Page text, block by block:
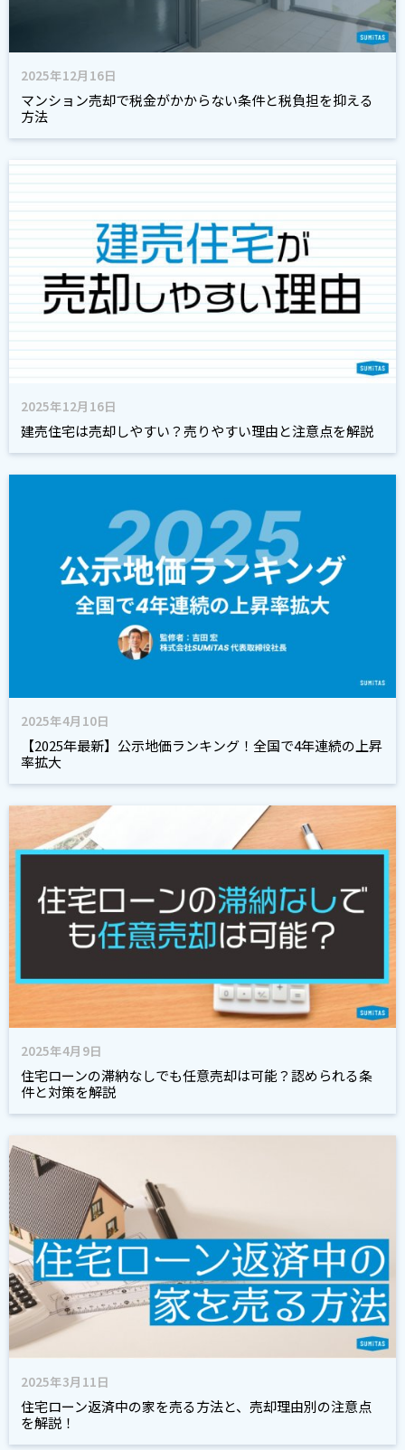
2025年12月16日
マンション売却で税金がかからない条件と税負担を抑える
方法
2025年12月16日
建売住宅は売却しやすい？売りやすい理由と注意点を解説
2025年4月10日
【2025年最新】公示地価ランキング！全国で4年連続の上昇
率拡大
2025年4月9日
住宅ローンの滞納なしでも任意売却は可能？認められる条
件と対策を解説
2025年3月11日
住宅ローン返済中の家を売る方法と、売却理由別の注意点
を解説！